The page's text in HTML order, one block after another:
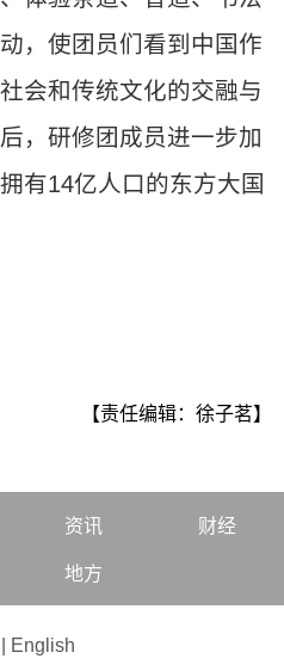
，使团员们看到中国作
会和传统文化的交融与
，研修团成员进一步加
有14亿人口的东方大国
【责任编辑：徐子茗】
资讯 财经
地方
English